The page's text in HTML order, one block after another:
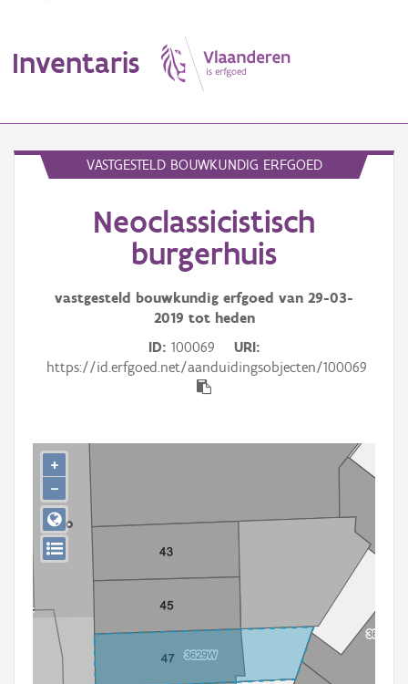
Inventaris
Waarneming
Gebeurtenis
Downloads
Hergebruik
Aanmelden
VASTGESTELD BOUWKUNDIG ERFGOED
Neoclassicistisch
burgerhuis
vastgesteld bouwkundig erfgoed van 29-03-
2019 tot heden
ID 100069
URI
https://id.erfgoed.net/aanduidingsobjecten/100069
+
−